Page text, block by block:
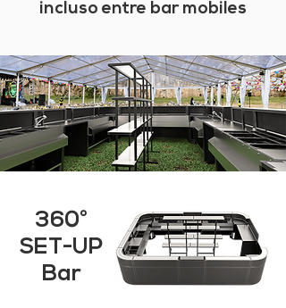
incluso entre bar mobiles
360°
SET-UP
Bar